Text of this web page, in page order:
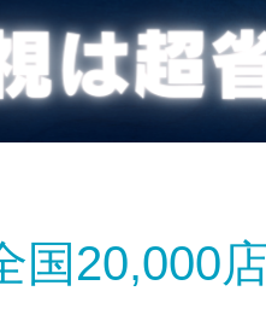
国20,000